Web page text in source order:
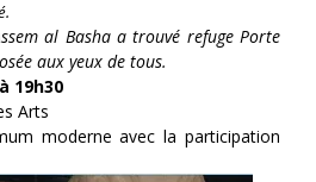
al Basha a trouvé refuge Porte
aux yeux de tous.
19h30
Arts
moderne avec la participation